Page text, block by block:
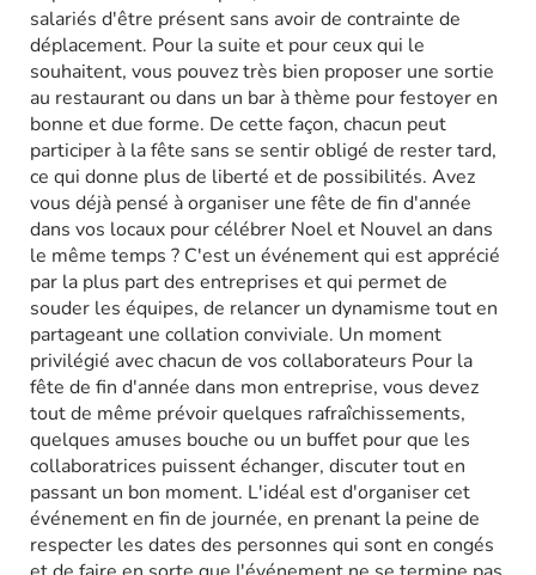
salariés d'être présent sans avoir de contrainte de
déplacement. Pour la suite et pour ceux qui le
souhaitent, vous pouvez très bien proposer une sortie
au restaurant ou dans un bar à thème pour festoyer en
bonne et due forme. De cette façon, chacun peut
participer à la fête sans se sentir obligé de rester tard,
ce qui donne plus de liberté et de possibilités. Avez
vous déjà pensé à organiser une fête de fin d'année
dans vos locaux pour célébrer Noel et Nouvel an dans
le même temps ? C'est un événement qui est apprécié
par la plus part des entreprises et qui permet de
souder les équipes, de relancer un dynamisme tout en
partageant une collation conviviale. Un moment
privilégié avec chacun de vos collaborateurs Pour la
fête de fin d'année dans mon entreprise, vous devez
tout de même prévoir quelques rafraîchissements,
quelques amuses bouche ou un buffet pour que les
collaboratrices puissent échanger, discuter tout en
passant un bon moment. L'idéal est d'organiser cet
événement en fin de journée, en prenant la peine de
respecter les dates des personnes qui sont en congés